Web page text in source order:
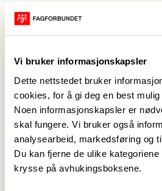
Vi bruker informasjonskapsler
Dette nettstedet bruker
cookies, for å gi deg en best
Noen informasjonskapsler er
skal fungere. Vi bruker også
analysearbeid, markedsføring og
Du kan fjerne de ulike
krysse på avhukingsboksene.
Dette kurset var satt opp
nytt nå.
Påmeldte deltakere blir
Arrangør
Fagforbundet